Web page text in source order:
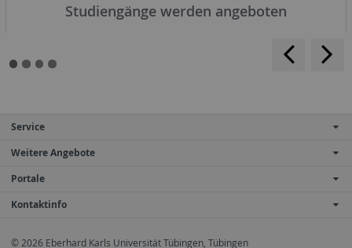
Studiengänge werden angeboten
Service
Weitere Angebote
Portale
Kontaktinfo
© 2026 Eberhard Karls Universität Tübingen, Tübingen